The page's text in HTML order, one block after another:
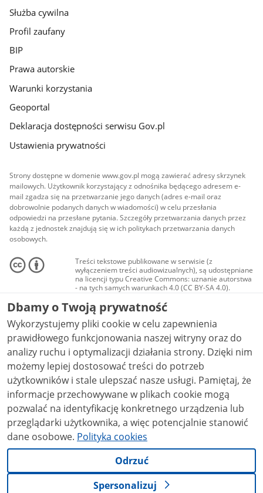
Służba cywilna
Profil zaufany
BIP
Prawa autorskie
Warunki korzystania
Geoportal
Deklaracja dostępności serwisu Gov.pl
Ustawienia prywatności
Strony dostępne w domenie www.gov.pl mogą zawierać adresy skrzynek
mailowych. Użytkownik korzystający z odnośnika będącego adresem e-
mail zgadza się na przetwarzanie jego danych (adres e-mail oraz
dobrowolnie podanych danych w wiadomości) w celu przesłania
odpowiedzi na przesłane pytania. Szczegóły przetwarzania danych przez
każdą z jednostek znajdują się w ich politykach przetwarzania danych
osobowych.
Treści tekstowe publikowane w serwisie (z
wyłączeniem treści audiowizualnych), są udostępniane
na licencji typu Creative Commons: uznanie autorstwa
- na tych samych warunkach 4.0 (CC BY-SA 4.0).
Materiały audiowizualne, w tym zdjęcia, materiały
audio i wideo, są udostępniane na licencji typu
Creative Commons: uznanie autorstwa użycie
niekomercyjne - bez utworów zależnych 4.0 (CC BY-
NC-ND 4.0), o ile nie jest to stwierdzone inaczej.
Dbamy o Twoją prywatność
Wykorzystujemy pliki cookie w celu zapewnienia
prawidłowego funkcjonowania naszej witryny oraz do
analizy ruchu i optymalizacji działania strony. Dzięki nim
możemy lepiej dostosować treści do potrzeb
użytkowników i stale ulepszać nasze usługi. Pamiętaj, że
informacje przechowywane w plikach cookie mogą
pozwalać na identyfikację konkretnego urządzenia lub
przeglądarki użytkownika, a więc potencjalnie stanowić
dane osobowe. Polityka cookies
Odrzuć
Spersonalizuj